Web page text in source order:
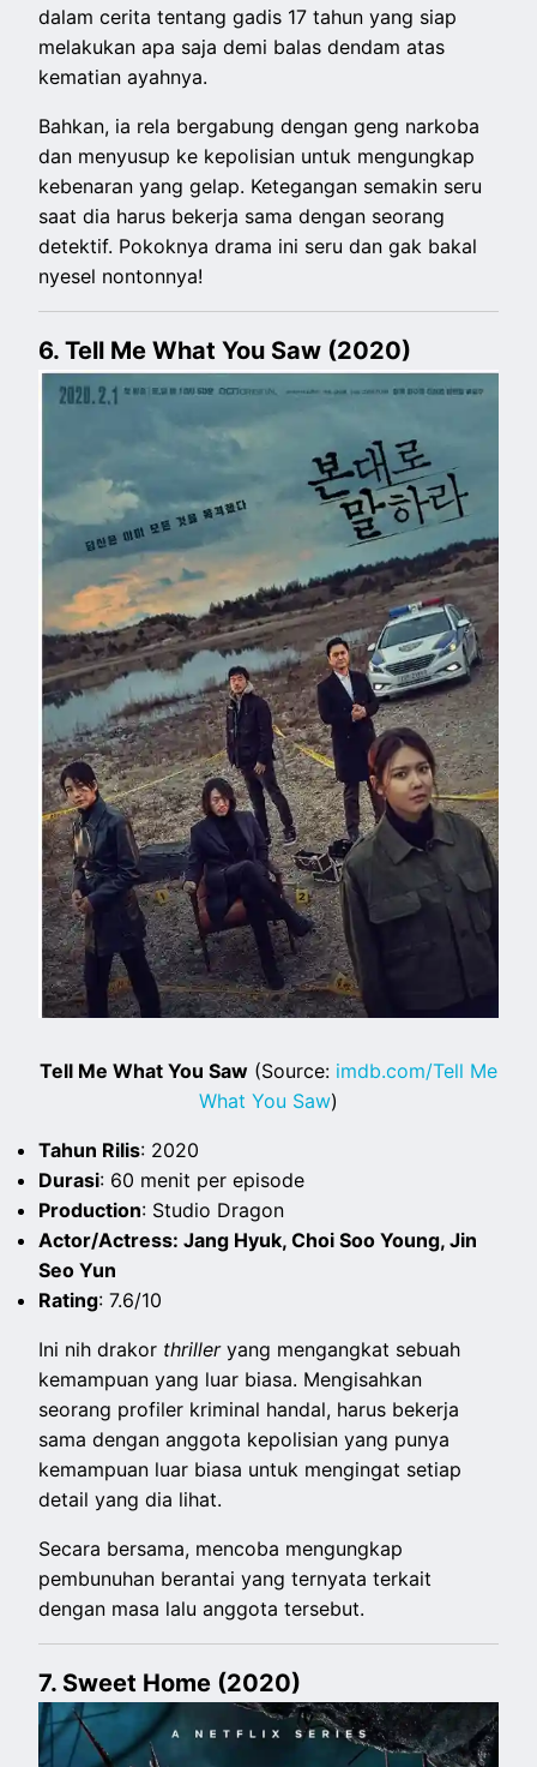
dalam cerita tentang gadis 17 tahun yang siap
melakukan apa saja demi balas dendam atas
kematian ayahnya.
Bahkan, ia rela bergabung dengan geng narkoba
dan menyusup ke kepolisian untuk mengungkap
kebenaran yang gelap. Ketegangan semakin seru
saat dia harus bekerja sama dengan seorang
detektif. Pokoknya drama ini seru dan gak bakal
nyesel nontonnya!
6. Tell Me What You Saw (2020)
Tell Me What You Saw (Source: imdb.com/Tell Me
What You Saw)
Tahun Rilis: 2020
Durasi: 60 menit per episode
Production: Studio Dragon
Actor/Actress: Jang Hyuk, Choi Soo Young, Jin
Seo Yun
Rating: 7.6/10
Ini nih drakor thrilleryang mengangkat sebuah
kemampuan yang luar biasa. Mengisahkan
seorang profiler kriminal handal, harus bekerja
sama dengan anggota kepolisian yang punya
kemampuan luar biasa untuk mengingat setiap
detail yang dia lihat.
Secara bersama, mencoba mengungkap
pembunuhan berantai yang ternyata terkait
dengan masa lalu anggota tersebut.
7. Sweet Home (2020)